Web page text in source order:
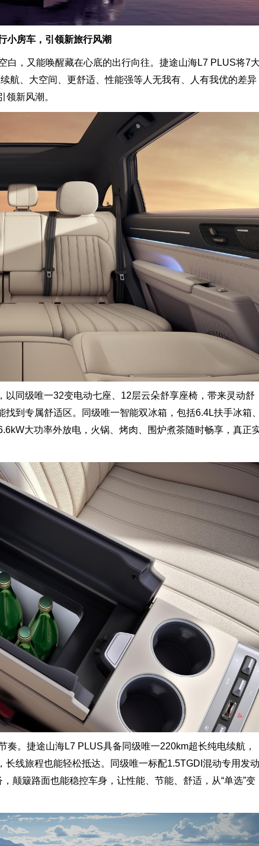
小房车 ， 引领新旅行风潮
白，又能唤醒藏在心底的出行向往。捷途山海L7 PLUS将7
航、大空间、更舒适、性能强等人无我有、人有我优的差异
领新风潮。
以同级唯一32变电动七座、12层云朵舒享座椅，带来灵动舒
到专属舒适区。同级唯一智能双冰箱，包括6.4L扶手冰箱
大功率外放电，火锅、烤肉、围炉煮茶随时畅享，真正
。捷途山海L7 PLUS具备同级唯一220km超长纯电续航，
线旅程也能轻松抵达。同级唯一标配1.5TGDI混动专用发动
颠簸路面也能稳控车身，让性能、节能、舒适，从“单选”变